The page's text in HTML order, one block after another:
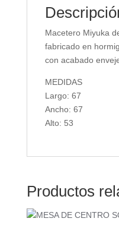
Macetero Miyuka
fabricado en
con acabado
MEDIDAS
Largo: 67
Ancho: 67
Alto: 53
Productos